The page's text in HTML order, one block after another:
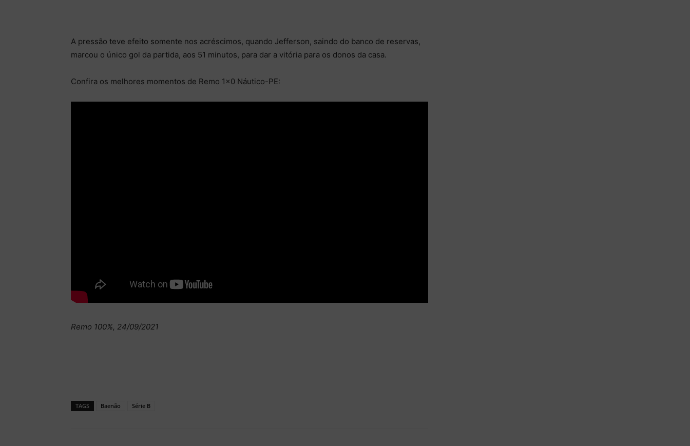
A pressão teve efeito somente nos acréscimos, quando Jefferson, saindo do banco de reservas,
marcou o único gol da partida, aos 51 minutos, para dar a vitória para os donos da casa.
Confira os melhores momentos de Remo 1×0 Náutico-PE:
Remo 100%, 24/09/2021
TAGS Baenão Série B